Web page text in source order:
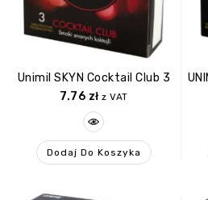
Unimil SKYN Cocktail Club 3
7.76 zł z VAT
Dodaj Do Koszyka